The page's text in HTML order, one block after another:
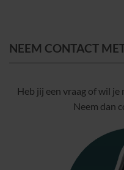
NEEM CONTACT
Heb jij een vraag of wil
Neem dan